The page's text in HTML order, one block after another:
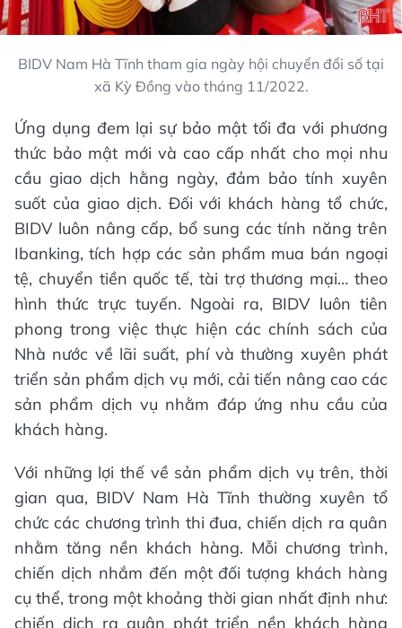
BIDV Nam Hà Tĩnh tham gia ngày hội chuyển đổi số tại
xã Kỳ Đồng vào tháng 11/2022.
Ứng dụng đem lại sự bảo mật tối đa với phương
thức bảo mật mới và cao cấp nhất cho mọi nhu
cầu giao dịch hằng ngày, đảm bảo tính xuyên
suốt của giao dịch. Đối với khách hàng tổ chức,
BIDV luôn nâng cấp, bổ sung các tính năng trên
Ibanking, tích hợp các sản phẩm mua bán ngoại
tệ, chuyển tiền quốc tế, tài trợ thương mại… theo
hình thức trực tuyến. Ngoài ra, BIDV luôn tiên
phong trong việc thực hiện các chính sách của
Nhà nước về lãi suất, phí và thường xuyên phát
triển sản phẩm dịch vụ mới, cải tiến nâng cao các
sản phẩm dịch vụ nhằm đáp ứng nhu cầu của
khách hàng.
Với những lợi thế về sản phẩm dịch vụ trên, thời
gian qua, BIDV Nam Hà Tĩnh thường xuyên tổ
chức các chương trình thi đua, chiến dịch ra quân
nhằm tăng nền khách hàng. Mỗi chương trình,
chiến dịch nhắm đến một đối tượng khách hàng
cụ thể, trong một khoảng thời gian nhất định như:
chiến dịch ra quân phát triển nền khách hàng